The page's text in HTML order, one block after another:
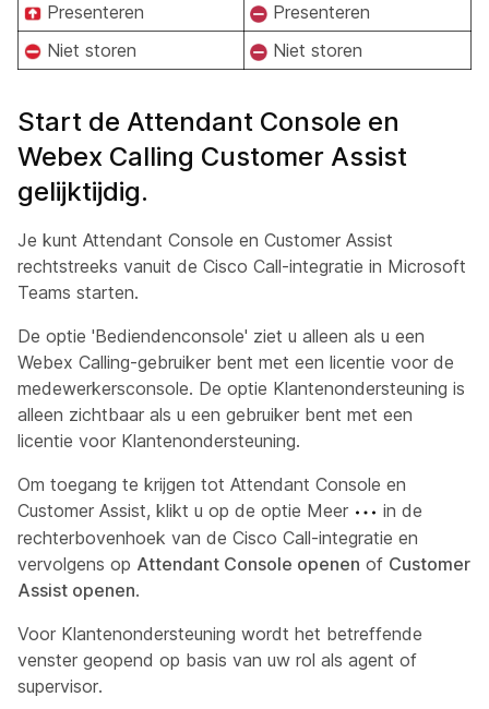
Presenteren
Presenteren
Niet storen
Niet storen
Start de Attendant Console en
Webex Calling Customer Assist
gelijktijdig.
Je kunt Attendant Console en Customer Assist
rechtstreeks vanuit de Cisco Call-integratie in Microsoft
Teams starten.
De optie 'Bediendenconsole' ziet u alleen als u een
Webex Calling-gebruiker bent met een licentie voor de
medewerkersconsole. De optie Klantenondersteuning is
alleen zichtbaar als u een gebruiker bent met een
licentie voor Klantenondersteuning.
Om toegang te krijgen tot Attendant Console en
Customer Assist, klikt u op de optie Meer
in de
rechterbovenhoek van de Cisco Call-integratie en
vervolgens op Attendant Console openen of Customer
Assist openen.
Voor Klantenondersteuning wordt het betreffende
venster geopend op basis van uw rol als agent of
supervisor.